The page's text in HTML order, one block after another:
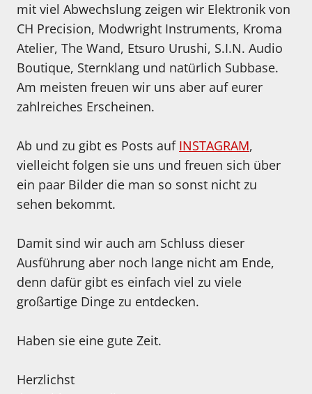
mit viel Abwechslung zeigen wir Elektronik von
CH Precision, Modwright Instruments, Kroma
Atelier, The Wand, Etsuro Urushi, S.I.N. Audio
Boutique, Sternklang und natürlich Subbase.
Am meisten freuen wir uns aber auf eurer
zahlreiches Erscheinen.
Ab und zu gibt es Posts auf INSTAGRAM,
vielleicht folgen sie uns und freuen sich über
ein paar Bilder die man so sonst nicht zu
sehen bekommt.
Damit sind wir auch am Schluss dieser
Ausführung aber noch lange nicht am Ende,
denn dafür gibt es einfach viel zu viele
großartige Dinge zu entdecken.
Haben sie eine gute Zeit.
Herzlichst